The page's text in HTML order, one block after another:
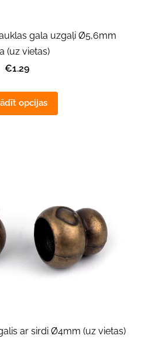
gala uzgaļi Ø5,6mm
(uz vietas)
€1.29
opcijas
ar sirdi Ø4mm (uz vietas)